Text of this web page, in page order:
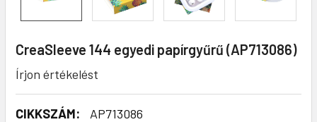
CreaSleeve 144 egyedi papírgyűrű (AP713086)
Írjon értékelést
CIKKSZÁM:
AP713086